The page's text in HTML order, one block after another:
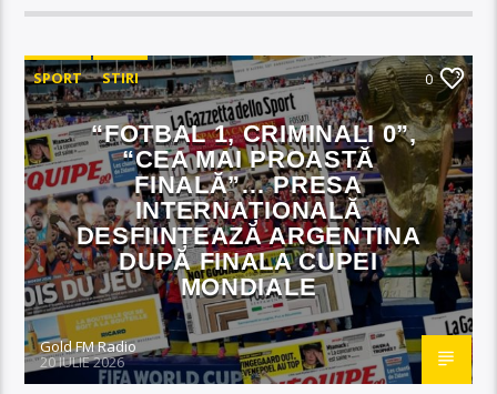
SPORT STIRI 0
“FOTBAL 1, CRIMINALI 0”,
“CEA MAI PROASTĂ
FINALĂ”… PRESA
INTERNAȚIONALĂ
DESFIINȚEAZĂ ARGENTINA
DUPĂ FINALA CUPEI
MONDIALE
Gold FM Radio
20 IULIE 2026